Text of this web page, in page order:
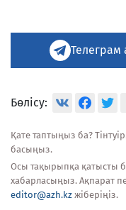
Телеграм
Бөлісу:
Қате таптыңыз ба?
басыңыз.
Осы тақырыпқа қатысты
хабарласыңыз. Ақпарат
editor@azh.kz жіберіңіз.